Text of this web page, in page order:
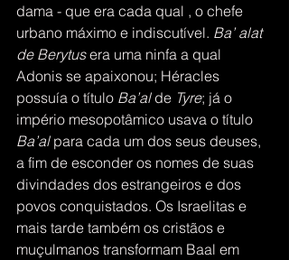
dama - que era cada qual , o chefe
urbano máximo e indiscutível. Ba’ alat
de Berytus era uma ninfa a qual
Adonis se apaixonou; Héracles
possuía o título Ba’al de Tyre; já o
império mesopotâmico usava o título
Ba’al para cada um dos seus deuses,
a fim de esconder os nomes de suas
divindades dos estrangeiros e dos
povos conquistados. Os Israelitas e
mais tarde também os cristãos e
muçulmanos transformam Baal em